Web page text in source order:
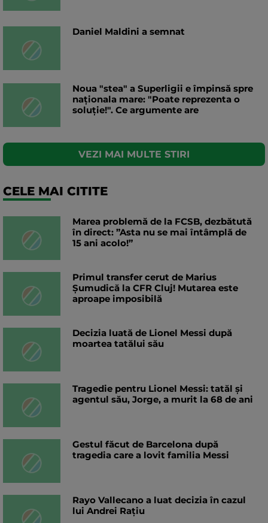
Daniel Maldini a semnat
Noua "stea" a Superligii e împinsă spre
naționala mare: "Poate reprezenta o
soluție!". Ce argumente are
VEZI MAI MULTE STIRI
CELE MAI CITITE
Marea problemă de la FCSB, dezbătută
în direct: ”Asta nu se mai întâmplă de
15 ani acolo!”
Primul transfer cerut de Marius
Șumudică la CFR Cluj! Mutarea este
aproape imposibilă
Decizia luată de Lionel Messi după
moartea tatălui său
Tragedie pentru Lionel Messi: tatăl și
agentul său, Jorge, a murit la 68 de ani
Gestul făcut de Barcelona după
tragedia care a lovit familia Messi
Rayo Vallecano a luat decizia în cazul
lui Andrei Rațiu